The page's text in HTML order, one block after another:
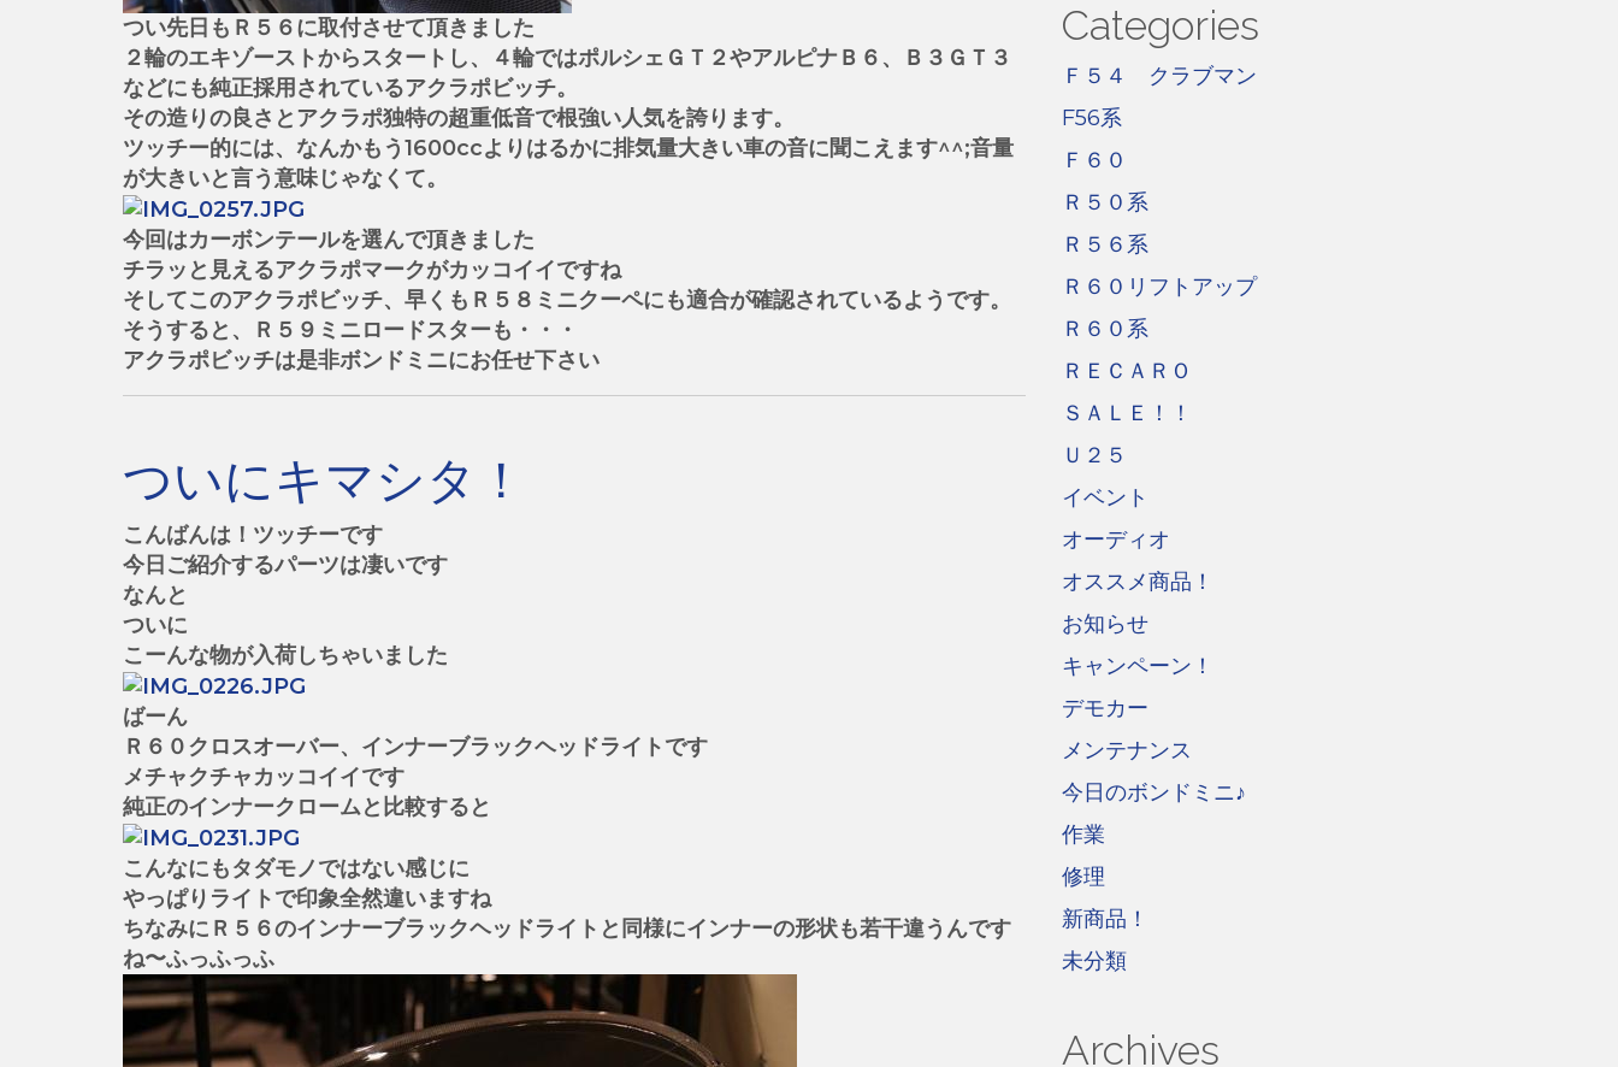
つい先日もＲ５６に取付させて頂きました
２輪のエキゾーストからスタートし、４輪ではポルシェＧＴ２やアルピナＢ６、Ｂ３ＧＴ３
などにも純正採用されているアクラポビッチ。
その造りの良さとアクラポ独特の超重低音で根強い人気を誇ります。
ツッチー的には、なんかもう1600ccよりはるかに排気量大きい車の音に聞こえます^^;音量
が大きいと言う意味じゃなくて。
今回はカーボンテールを選んで頂きました
チラッと見えるアクラポマークがカッコイイですね
そしてこのアクラポビッチ、早くもＲ５８ミニクーペにも適合が確認されているようです。
そうすると、Ｒ５９ミニロードスターも・・・
アクラポビッチは是非ボンドミニにお任せ下さい
ついにキマシタ！
こんばんは！ツッチーです
今日ご紹介するパーツは凄いです
なんと
ついに
こーんな物が入荷しちゃいました
ばーん
Ｒ６０クロスオーバー、インナーブラックヘッドライトです
メチャクチャカッコイイです
純正のインナークロームと比較すると
こんなにもタダモノではない感じに
やっぱりライトで印象全然違いますね
ちなみにＲ５６のインナーブラックヘッドライトと同様にインナーの形状も若干違うんです
ね〜ふっふっふ
Categories
Ｆ５４ クラブマン
F56系
Ｆ６０
Ｒ５０系
Ｒ５６系
Ｒ６０リフトアップ
Ｒ６０系
ＲＥＣＡＲＯ
ＳＡＬＥ！！
Ｕ２５
イベント
オーディオ
オススメ商品！
お知らせ
キャンペーン！
デモカー
メンテナンス
今日のボンドミニ♪
作業
修理
新商品！
未分類
Archives